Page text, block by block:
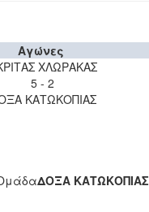
Αγώνες
ΧΛΩΡΑΚΑΣ
5 - 2
ΚΑΤΩΚΟΠΙΑΣ
ΔΟΞΑ ΚΑΤΩΚΟΠΙΑΣ